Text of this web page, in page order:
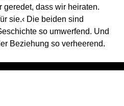
geredet, dass wir heiraten.
sie.‹ Die beiden sind
so umwerfend. Und
Beziehung so verheerend.